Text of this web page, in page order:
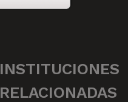
INSTITUCIONES
RELACIONADAS